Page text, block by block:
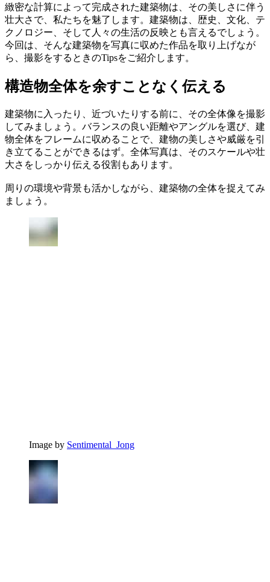
緻密な計算によって完成された建築物は、その美しさに伴う
壮大さで、私たちを魅了します。建築物は、歴史、文化、テ
クノロジー、そして人々の生活の反映とも言えるでしょう。
今回は、そんな建築物を写真に収めた作品を取り上げなが
ら、撮影をするときのTipsをご紹介します。
構造物全体を余すことなく伝える
建築物に入ったり、近づいたりする前に、その全体像を撮影
してみましょう。バランスの良い距離やアングルを選び、建
物全体をフレームに収めることで、建物の美しさや威厳を引
き立てることができるはず。全体写真は、そのスケールや壮
大さをしっかり伝える役割もあります。
周りの環境や背景も活かしながら、建築物の全体を捉えてみ
ましょう。
Image by Sentimental_Jong